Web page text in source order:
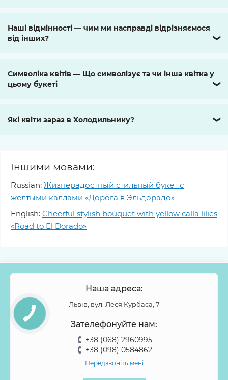
Наші відмінності — чим ми насправді відрізняємося
від інших?
❯
Символіка квітів — Що символізує та чи інша квітка у
цьому букеті
❯
Які квіти зараз в Холодильнику? ❯
Іншими мовами:
Russian: Жизнерадостный стильный букет с
жёлтыми каллами «Дорога в Эльдорадо»
English: Cheerful stylish bouquet with yellow calla lilies
«Road to El Dorado»
Наша адреса:
Львів, вул. Леся Курбаса, 7
Зателефонуйте нам:
+38 (068) 2960995
+38 (098) 0584862
Передзвоніть мені